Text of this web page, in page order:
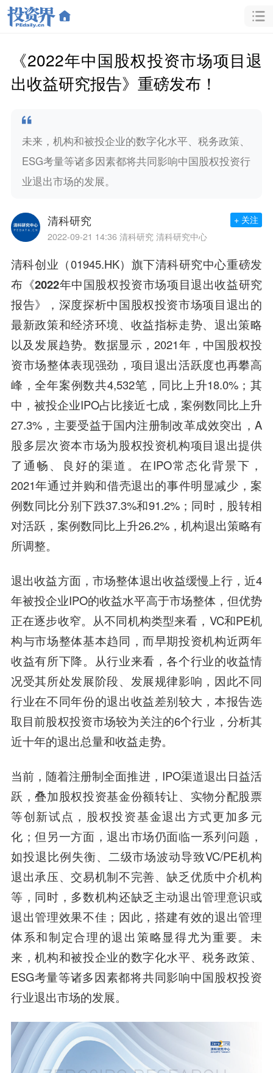
《2022年中国股权投资市场项目退
出收益研究报告》重磅发布！
未来，机构和被投企业的数字化水平、税务政策、
ESG考量等诸多因素都将共同影响中国股权投资行
业退出市场的发展。
清科研究
2022-09-21 14:36 清科研究 清科研究中心
+ 关注
清科创业（01945.HK）旗下清科研究中心重磅发
布 《2022年中国股权投资市场项目退出收益研究
报告》
，深度探析中国股权投资市场项目退出的
最新政策和经济环境、收益指标走势、退出策略
以及发展趋势。数据显示，2021年，中国股权投
资市场整体表现强劲，项目退出活跃度也再攀高
峰，全年案例数共4,532笔，同比上升18.0%；其
中，被投企业IPO占比接近七成，案例数同比上升
27.3%，主要受益于国内注册制改革成效突出，A
股多层次资本市场为股权投资机构项目退出提供
了通畅、良好的渠道。在IPO常态化背景下，
2021年通过并购和借壳退出的事件明显减少，案
例数同比分别下跌37.3%和91.2%；同时，股转相
对活跃，案例数同比上升26.2%，机构退出策略有
所调整。
退出收益方面，市场整体退出收益缓慢上行，近4
年被投企业IPO的收益水平高于市场整体，但优势
正在逐步收窄。从不同机构类型来看，VC和PE机
构与市场整体基本趋同，而早期投资机构近两年
收益有所下降。从行业来看，各个行业的收益情
况受其所处发展阶段、发展规律影响，因此不同
行业在不同年份的退出收益差别较大，本报告选
取目前股权投资市场较为关注的6个行业，分析其
近十年的退出总量和收益走势。
当前，随着注册制全面推进，IPO渠道退出日益活
跃，叠加股权投资基金份额转让、实物分配股票
等创新试点，股权投资基金退出方式更加多元
化；但另一方面，退出市场仍面临一系列问题，
如投退比例失衡、二级市场波动导致VC/PE机构
退出承压、交易机制不完善、缺乏优质中介机构
等，同时，多数机构还缺乏主动退出管理意识或
退出管理效果不佳；因此，搭建有效的退出管理
体系和制定合理的退出策略显得尤为重要。未
来，机构和被投企业的数字化水平、税务政策、
ESG考量等诸多因素都将共同影响中国股权投资
行业退出市场的发展。